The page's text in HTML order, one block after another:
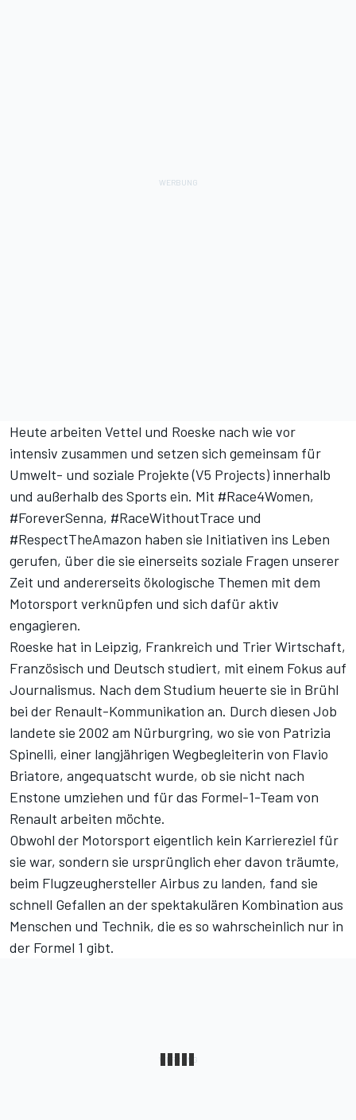
Heute arbeiten Vettel und Roeske nach wie vor
intensiv zusammen und setzen sich gemeinsam für
Umwelt- und soziale Projekte(V5 Projects) innerhalb
und außerhalb des Sports ein. Mit #Race4Women,
#ForeverSenna, #RaceWithoutTrace und
#RespectTheAmazon haben sie Initiativen ins Leben
gerufen, über die sie einerseits soziale Fragen unserer
Zeit und andererseits ökologische Themen mit dem
Motorsport verknüpfen und sich dafür aktiv
engagieren.
Roeske hat in Leipzig, Frankreich und Trier Wirtschaft,
Französisch und Deutsch studiert, mit einem Fokus auf
Journalismus. Nach dem Studium heuerte sie in Brühl
bei der Renault-Kommunikation an. Durch diesen Job
landete sie 2002 am Nürburgring, wo sie von Patrizia
Spinelli, einer langjährigen Wegbegleiterin von Flavio
Briatore, angequatscht wurde, ob sie nicht nach
Enstone umziehen und für das Formel-1-Team von
Renault arbeiten möchte.
Obwohl der Motorsport eigentlich kein Karriereziel für
sie war, sondern sie ursprünglich eher davon träumte,
beim Flugzeughersteller Airbus zu landen, fand sie
schnell Gefallen an der spektakulären Kombination aus
Menschen und Technik, die es so wahrscheinlich nur in
der Formel 1 gibt.